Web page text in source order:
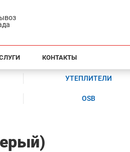
КОНТАКТЫ
УТЕПЛИТЕЛИ
OSB